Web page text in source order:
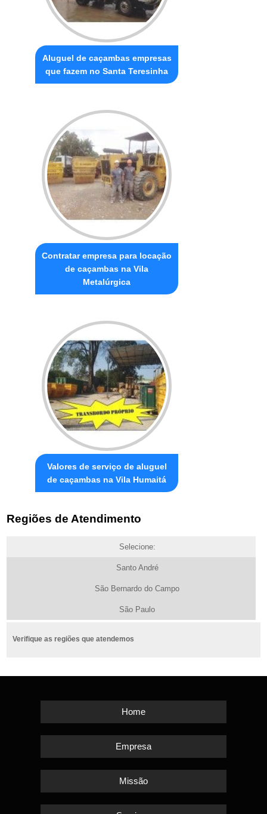
Aluguel de caçambas empresas
que fazem no Santa Teresinha
Contratar empresa para locação
de caçambas na Vila
Metalúrgica
Valores de serviço de aluguel
de caçambas na Vila Humaitá
Regiões de Atendimento
Selecione:
Santo André
São Bernardo do Campo
São Paulo
Verifique as regiões que atendemos
Home
Empresa
Missão